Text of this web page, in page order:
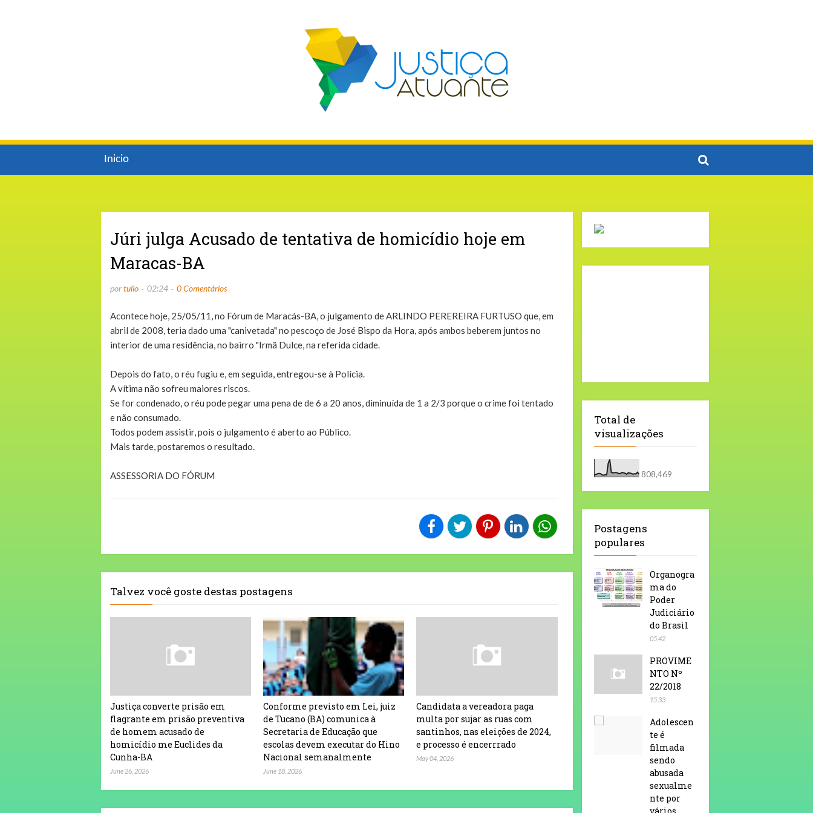
Inicio
Júri julga Acusado de tentativa de homicídio hoje em
Maracas-BA
portulio 02:24 0 Comentários
Acontece hoje, 25/05/11, no Fórum de Maracás-BA, o julgamento de ARLINDO PEREREIRA FURTUSO que, em
abril de 2008, teria dado uma "canivetada" no pescoço de José Bispo da Hora, após ambos beberem juntos no
interior de uma residência, no bairro "Irmã Dulce, na referida cidade.
Depois do fato, o réu fugiu e, em seguida, entregou-se à Polícia.
A vítima não sofreu maiores riscos.
Se for condenado, o réu pode pegar uma pena de de 6 a 20 anos, diminuída de 1 a 2/3 porque o crime foi tentado
e não consumado.
Todos podem assistir, pois o julgamento é aberto ao Público.
Mais tarde, postaremos o resultado.
ASSESSORIA DO FÓRUM
Talvez você goste destas postagens
Justiça converte prisão em
flagrante em prisão preventiva
de homem acusado de
homicídio me Euclides da
Cunha-BA
June 26, 2026
Conforme previsto em Lei, juiz
de Tucano (BA) comunica à
Secretaria de Educação que
escolas devem executar do Hino
Nacional semanalmente
June 18, 2026
Candidata a vereadora paga
multa por sujar as ruas com
santinhos, nas eleições de 2024,
e processo é encerrrado
May 04, 2026
Total de
visualizações
808,469
Postagens
populares
Organogra
ma do
Poder
Judiciário
do Brasil
05:42
PROVIME
NTO Nº
22/2018
15:33
Adolescen
te é
filmada
sendo
abusada
sexualme
nte por